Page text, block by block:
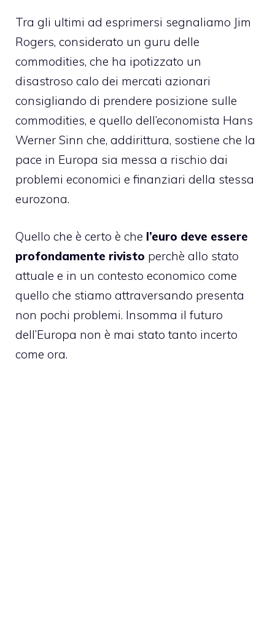
Tra gli ultimi ad esprimersi segnaliamo Jim
Rogers, considerato un guru delle
commodities, che ha ipotizzato un
disastroso calo dei mercati azionari
consigliando di prendere posizione sulle
commodities, e quello dell’economista Hans
Werner Sinn che, addirittura, sostiene che la
pace in Europa sia messa a rischio dai
problemi economici e finanziari della stessa
eurozona.
Quello che è certo è che l’euro deve essere
profondamente rivisto perchè allo stato
attuale e in un contesto economico come
quello che stiamo attraversando presenta
non pochi problemi. Insomma il futuro
dell’Europa non è mai stato tanto incerto
come ora.